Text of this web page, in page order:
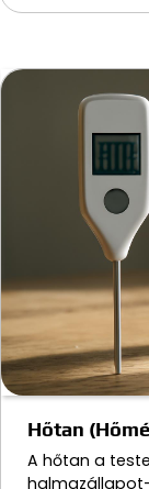
Hőtan
A hőtan a